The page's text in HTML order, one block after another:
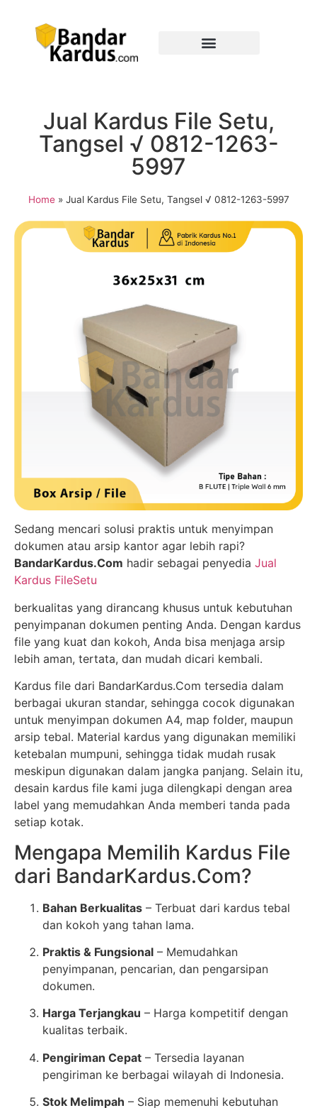
Jual Kardus File Setu,
Tangsel √ 0812-1263-
5997
Home» Jual Kardus File Setu, Tangsel √ 0812-1263-5997
Sedang mencari solusi praktis untuk menyimpan
dokumen atau arsip kantor agar lebih rapi?
BandarKardus.Com hadir sebagai penyedia Jual
Kardus FileSetu
berkualitas yang dirancang khusus untuk kebutuhan
penyimpanan dokumen penting Anda. Dengan kardus
file yang kuat dan kokoh, Anda bisa menjaga arsip
lebih aman, tertata, dan mudah dicari kembali.
Kardus file dari BandarKardus.Com tersedia dalam
berbagai ukuran standar, sehingga cocok digunakan
untuk menyimpan dokumen A4, map folder, maupun
arsip tebal. Material kardus yang digunakan memiliki
ketebalan mumpuni, sehingga tidak mudah rusak
meskipun digunakan dalam jangka panjang. Selain itu,
desain kardus file kami juga dilengkapi dengan area
label yang memudahkan Anda memberi tanda pada
setiap kotak.
Mengapa Memilih Kardus File
dari BandarKardus.Com?
Bahan Berkualitas – Terbuat dari kardus tebal
dan kokoh yang tahan lama.
Praktis & Fungsional – Memudahkan
penyimpanan, pencarian, dan pengarsipan
dokumen.
Harga Terjangkau – Harga kompetitif dengan
kualitas terbaik.
Pengiriman Cepat – Tersedia layanan
pengiriman ke berbagai wilayah di Indonesia.
Stok Melimpah – Siap memenuhi kebutuhan